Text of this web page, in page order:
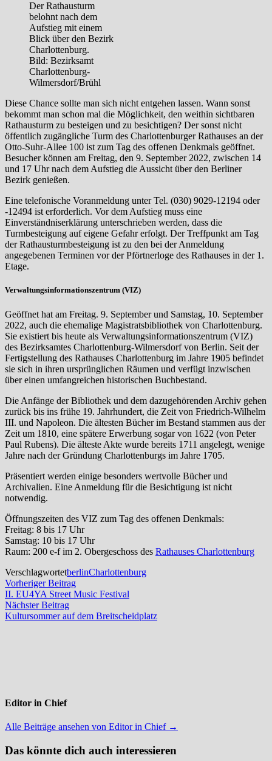
Der Rathausturm
belohnt nach dem
Aufstieg mit einem
Blick über den Bezirk
Charlottenburg.
Bild: Bezirksamt
Charlottenburg-
Wilmersdorf/Brühl
Diese Chance sollte man sich nicht entgehen lassen. Wann sonst
bekommt man schon mal die Möglichkeit, den weithin sichtbaren
Rathausturm zu besteigen und zu besichtigen? Der sonst nicht
öffentlich zugängliche Turm des Charlottenburger Rathauses an der
Otto-Suhr-Allee 100 ist zum Tag des offenen Denkmals geöffnet.
Besucher können am Freitag, den 9. September 2022, zwischen 14
und 17 Uhr nach dem Aufstieg die Aussicht über den Berliner
Bezirk genießen.
Eine telefonische Voranmeldung unter Tel. (030) 9029-12194 oder
-12494 ist erforderlich. Vor dem Aufstieg muss eine
Einverständniserklärung unterschrieben werden, dass die
Turmbesteigung auf eigene Gefahr erfolgt. Der Treffpunkt am Tag
der Rathausturmbesteigung ist zu den bei der Anmeldung
angegebenen Terminen vor der Pförtnerloge des Rathauses in der 1.
Etage.
Verwaltungsinformationszentrum (VIZ)
Geöffnet hat am Freitag. 9. September und Samstag, 10. September
2022, auch die ehemalige Magistratsbibliothek von Charlottenburg.
Sie existiert bis heute als Verwaltungsinformationszentrum (VIZ)
des Bezirksamtes Charlottenburg-Wilmersdorf von Berlin. Seit der
Fertigstellung des Rathauses Charlottenburg im Jahre 1905 befindet
sie sich in ihren ursprünglichen Räumen und verfügt inzwischen
über einen umfangreichen historischen Buchbestand.
Die Anfänge der Bibliothek und dem dazugehörenden Archiv gehen
zurück bis ins frühe 19. Jahrhundert, die Zeit von Friedrich-Wilhelm
III. und Napoleon. Die ältesten Bücher im Bestand stammen aus der
Zeit um 1810, eine spätere Erwerbung sogar von 1622 (von Peter
Paul Rubens). Die älteste Akte wurde bereits 1711 angelegt, wenige
Jahre nach der Gründung Charlottenburgs im Jahre 1705.
Präsentiert werden einige besonders wertvolle Bücher und
Archivalien. Eine Anmeldung für die Besichtigung ist nicht
notwendig.
Öffnungszeiten des VIZ zum Tag des offenen Denkmals:
Freitag: 8 bis 17 Uhr
Samstag: 10 bis 17 Uhr
Raum: 200 e-f im 2. Obergeschoss des Rathauses Charlottenburg
VerschlagwortetberlinCharlottenburg
Beitragsnavigation
Vorheriger BeitragVorheriger
Beitrag:
II. EU4YA Street Music Festival
Nächster BeitragNächster
Beitrag:
Kultursommer auf dem Breitscheidplatz
Editor in Chief
Alle Beiträge ansehen von Editor in Chief →
Das könnte dich auch interessieren